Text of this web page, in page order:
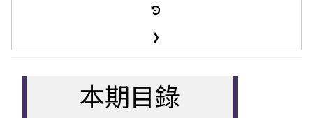
❯
本期目錄